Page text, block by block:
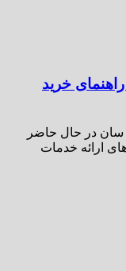
خرید
سان در حال حاضر
ارائه خدمات